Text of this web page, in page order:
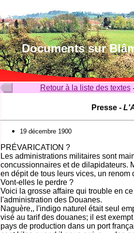
Documents sur
Retour à la liste des textes-
Presse -
19 décembre 1900
PRÉVARICATION ?
Les administrations militaires sont
concussionnaires et de dilapidateurs.
en dépit de tous leurs vices, un renom
Vont-elles le perdre ?
Voici la grosse affaire qui trouble en
l'administration des Douanes.
Naguère,, l'indigo naturel était seul
visé au tarif des douanes; il est
pays de production dans un port